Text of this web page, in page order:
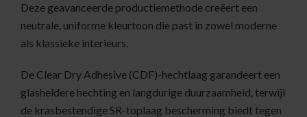
Deze geavanceerde productiemethode creëert een
neutrale, uniforme kleurtoon die past in zowel moderne
als klassieke interieurs.
De Clear Dry Adhesive (CDF)-hechtlaag garandeert een
glasheldere hechting en langdurige duurzaamheid, terwijl
de krasbestendige SR-toplaag bescherming biedt tegen